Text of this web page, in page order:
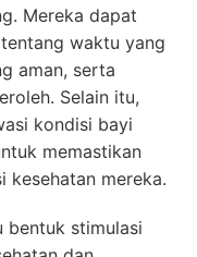
Mereka dapat
waktu yang
aman, serta
Selain itu,
kondisi bayi
memastikan
kesehatan mereka.
bentuk stimulasi